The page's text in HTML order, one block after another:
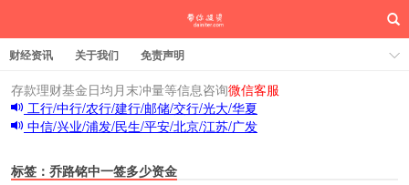
财经资讯 关于我们 免责声明
存款理财基金日均月末冲量等信息咨询微信客服
工行/中行/农行/建行/邮储/交行/光大/华夏
中信/兴业/浦发/民生/平安/北京/江苏/广发
标签：乔路铭中一签多少资金